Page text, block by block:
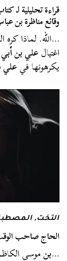
وقائع مناظرة بن
…الله. لماذا كره
اغتيالعلي بن
يكرهونها فيعلي
التخت,
الحاج صاحب
…بنموسى